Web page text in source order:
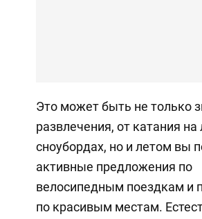
Это может быть не только
развлечения, от катания
сноубордах, но и летом вы
активные предложения по
велосипедным поездкам и
по красивым местам.